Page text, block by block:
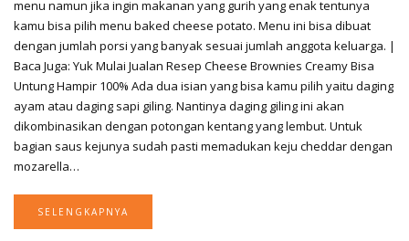
menu namun jika ingin makanan yang gurih yang enak tentunya
kamu bisa pilih menu baked cheese potato. Menu ini bisa dibuat
dengan jumlah porsi yang banyak sesuai jumlah anggota keluarga. |
Baca Juga: Yuk Mulai Jualan Resep Cheese Brownies Creamy Bisa
Untung Hampir 100% Ada dua isian yang bisa kamu pilih yaitu daging
ayam atau daging sapi giling. Nantinya daging giling ini akan
dikombinasikan dengan potongan kentang yang lembut. Untuk
bagian saus kejunya sudah pasti memadukan keju cheddar dengan
mozarella…
SELENGKAPNYA